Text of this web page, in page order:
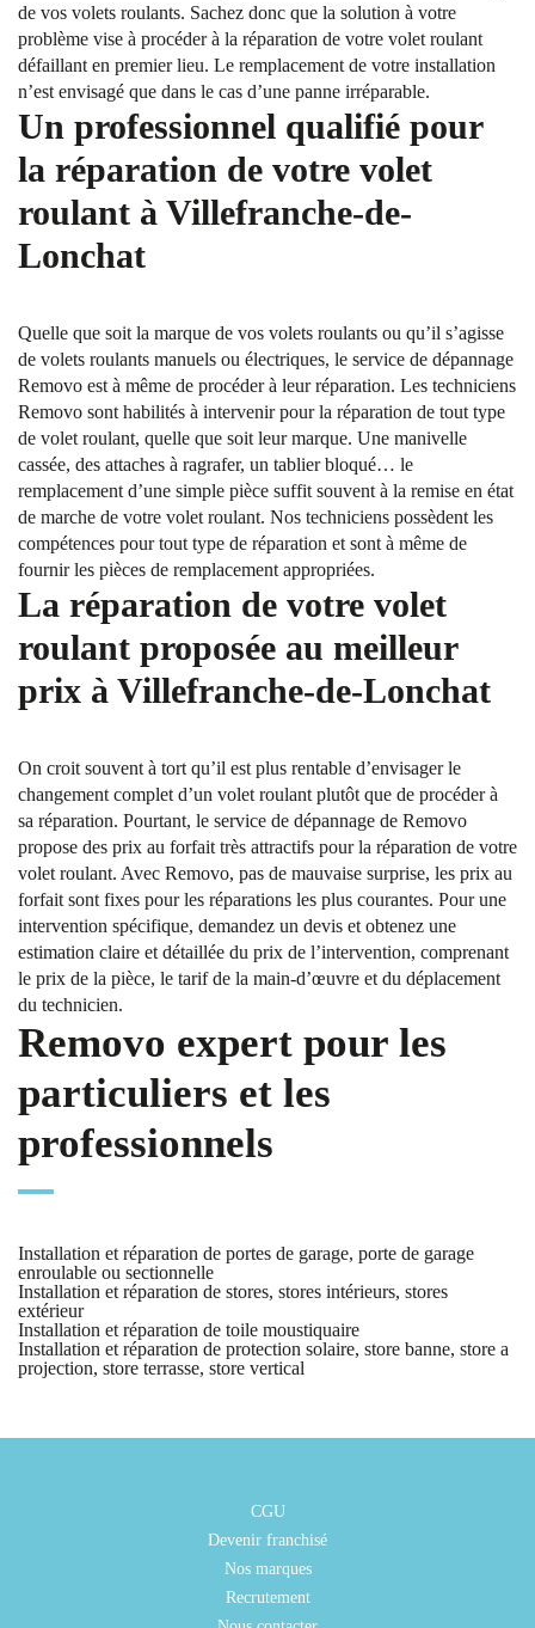
de vos volets roulants. Sachez donc que la solution à votre
problème vise à procéder à la réparation de votre volet roulant
défaillant en premier lieu. Le remplacement de votre installation
n’est envisagé que dans le cas d’une panne irréparable.
Un professionnel qualifié pour
la réparation de votre volet
roulant à Villefranche-de-
Lonchat
Quelle que soit la marque de vos volets roulants ou qu’il s’agisse
de volets roulants manuels ou électriques, le service de dépannage
Removo est à même de procéder à leur réparation. Les techniciens
Removo sont habilités à intervenir pour la réparation de tout type
de volet roulant, quelle que soit leur marque. Une manivelle
cassée, des attaches à ragrafer, un tablier bloqué… le
remplacement d’une simple pièce suffit souvent à la remise en état
de marche de votre volet roulant. Nos techniciens possèdent les
compétences pour tout type de réparation et sont à même de
fournir les pièces de remplacement appropriées.
La réparation de votre volet
roulant proposée au meilleur
prix à Villefranche-de-Lonchat
On croit souvent à tort qu’il est plus rentable d’envisager le
changement complet d’un volet roulant plutôt que de procéder à
sa réparation. Pourtant, le service de dépannage de Removo
propose des prix au forfait très attractifs pour la réparation de votre
volet roulant. Avec Removo, pas de mauvaise surprise, les prix au
forfait sont fixes pour les réparations les plus courantes. Pour une
intervention spécifique, demandez un devis et obtenez une
estimation claire et détaillée du prix de l’intervention, comprenant
le prix de la pièce, le tarif de la main-d’œuvre et du déplacement
du technicien.
Removo expert pour les
particuliers et les
professionnels
Installation et réparation de portes de garage, porte de garage
enroulable ou sectionnelle
Installation et réparation de stores, stores intérieurs, stores
extérieur
Installation et réparation de toile moustiquaire
Installation et réparation de protection solaire, store banne, store a
projection, store terrasse, store vertical
CGU
Devenir franchisé
Nos marques
Recrutement